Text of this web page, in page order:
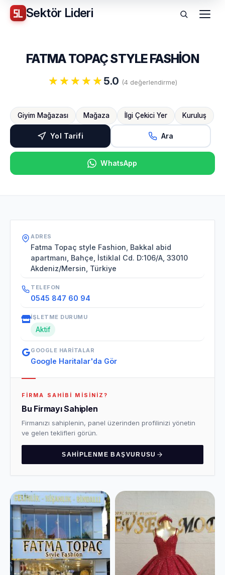
Sektör Lideri Menü
FATMA TOPAÇ STYLE FASHİON
5.0 (4 değerlendirme)
Giyim Mağazası Mağaza İlgi Çekici Yer Kuruluş
Yol Tarifi Ara
WhatsApp
ADRES
Fatma Topaç style Fashion, Bakkal abid
apartmanı, Bahçe, İstiklal Cd. D:106/A, 33010
Akdeniz/Mersin, Türkiye
TELEFON
0545 847 60 94
İŞLETME DURUMU
Aktif
GOOGLE HARITALAR
Google Haritalar'da Gör
FIRMA SAHIBI MISINIZ?
Bu Firmayı Sahiplen
Firmanızı sahiplenin, panel üzerinden profilinizi yönetin
ve gelen teklifleri görün.
SAHIPLENME BAŞVURUSU